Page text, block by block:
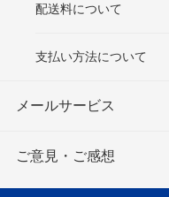
配送料について
支払い方法について
メールサービス
ご意見・ご感想